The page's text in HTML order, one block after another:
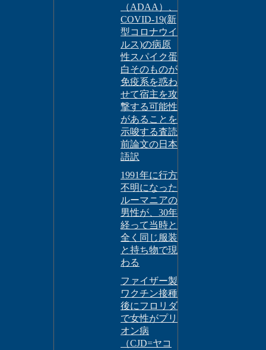
（ADAA）、
COVID-19(新
型コロナウイ
ルス)の病原
性スパイク蛋
白そのものが
免疫系を惑わ
せて宿主を攻
撃する可能性
があることを
示唆する査読
前論文の日本
語訳
1991年に行方
不明になった
ルーマニアの
男性が、30年
経って当時と
全く同じ服装
と持ち物で現
わる
ファイザー製
ワクチン接種
後にフロリダ
で女性がプリ
オン病
（CJD=ヤコ